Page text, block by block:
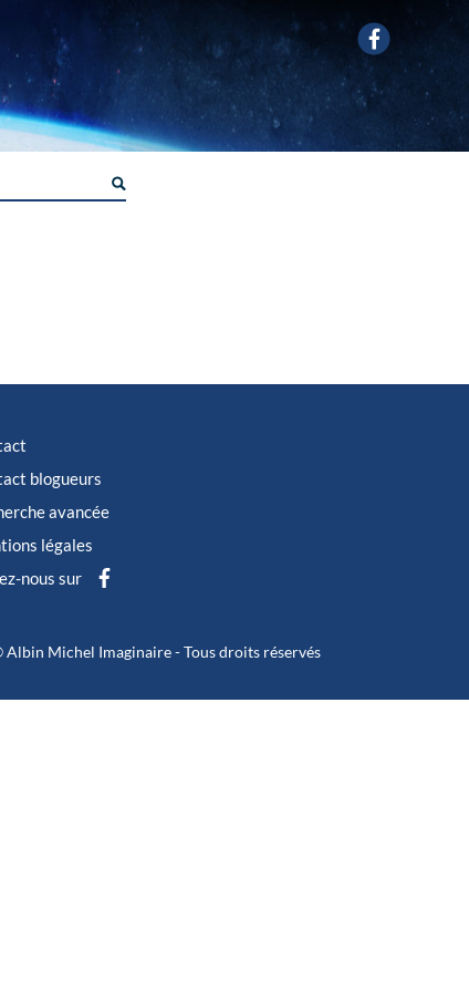
blogueurs
avancée
légales
nous sur
Albin Michel Imaginaire - Tous droits réservés